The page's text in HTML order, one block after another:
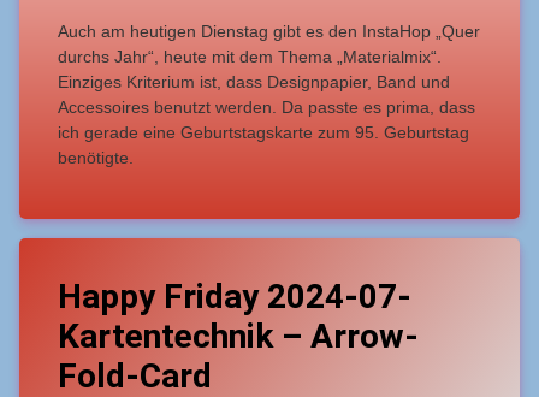
Auch am heutigen Dienstag gibt es den InstaHop „Quer
durchs Jahr“, heute mit dem Thema „Materialmix“.
Einziges Kriterium ist, dass Designpapier, Band und
Accessoires benutzt werden. Da passte es prima, dass
ich gerade eine Geburtstagskarte zum 95. Geburtstag
benötigte.
–
Geburtstagskarte
Happy Friday 2024-07-
Kartentechnik – Arrow-
Fold-Card
zu
Happy
Friday
2024-
07-